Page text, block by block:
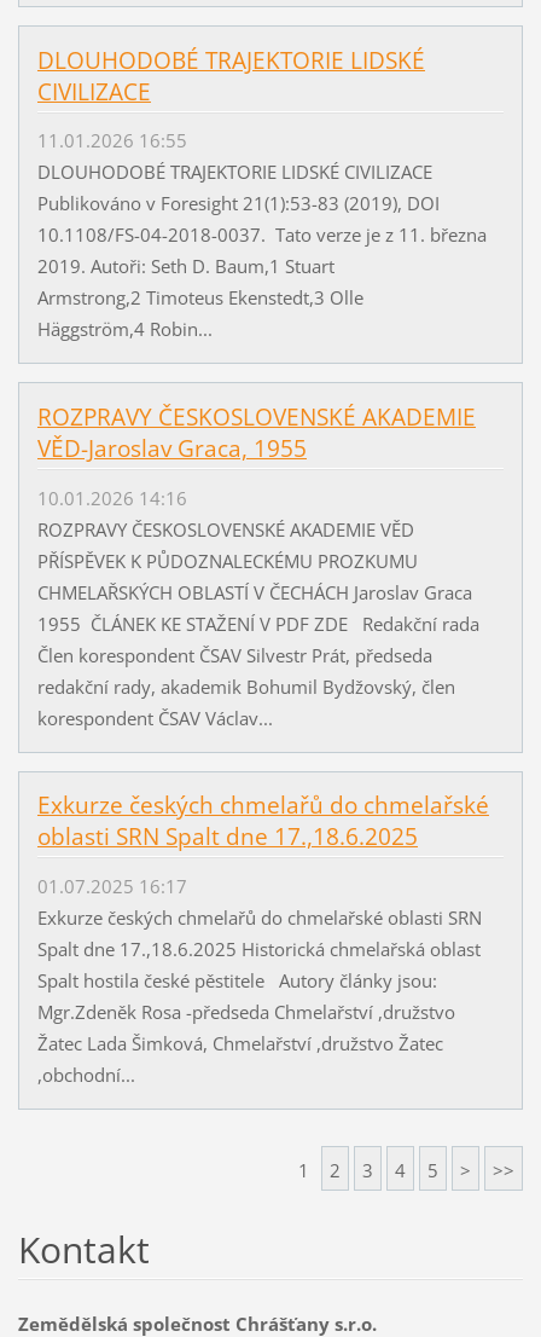
DLOUHODOBÉ TRAJEKTORIE LIDSKÉ
CIVILIZACE
11.01.2026 16:55
DLOUHODOBÉ TRAJEKTORIE LIDSKÉ CIVILIZACE
Publikováno v Foresight 21(1):53-83 (2019), DOI
10.1108/FS-04-2018-0037. Tato verze je z 11. března
2019. Autoři: Seth D. Baum,1 Stuart
Armstrong,2 Timoteus Ekenstedt,3 Olle
Häggström,4 Robin...
ROZPRAVY ČESKOSLOVENSKÉ AKADEMIE
VĚD-Jaroslav Graca, 1955
10.01.2026 14:16
ROZPRAVY ČESKOSLOVENSKÉ AKADEMIE VĚD
PŘÍSPĚVEK K PŮDOZNALECKÉMU PROZKUMU
CHMELAŘSKÝCH OBLASTÍ V ČECHÁCH Jaroslav Graca
1955 ČLÁNEK KE STAŽENÍ V PDF ZDE Redakční rada
Člen korespondent ČSAV Silvestr Prát, předseda
redakční rady, akademik Bohumil Bydžovský, člen
korespondent ČSAV Václav...
Exkurze českých chmelařů do chmelařské
oblasti SRN Spalt dne 17.,18.6.2025
01.07.2025 16:17
Exkurze českých chmelařů do chmelařské oblasti SRN
Spalt dne 17.,18.6.2025 Historická chmelařská oblast
Spalt hostila české pěstitele Autory články jsou:
Mgr.Zdeněk Rosa -předseda Chmelařství ,družstvo
Žatec Lada Šimková, Chmelařství ,družstvo Žatec
,obchodní...
1 2 3 4 5 > >>
Kontakt
Zemědělská společnost Chrášťany s.r.o.